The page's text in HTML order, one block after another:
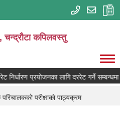
चन्द्राैटा कपिलवस्तु
निर्धारण प्रयोजनका लागि दररेट गर्ने सम्बन्धमा
परीक्षाकाे पाठ्यक्रम